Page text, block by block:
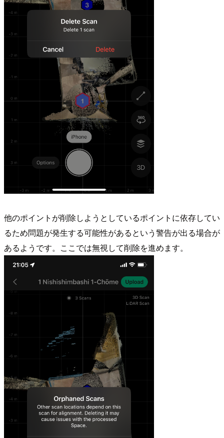
他のポイントが削除しようとしているポイントに依存してい
るため問題が発生する可能性があるという警告が出る場合が
あるようです。ここでは無視して削除を進めます。